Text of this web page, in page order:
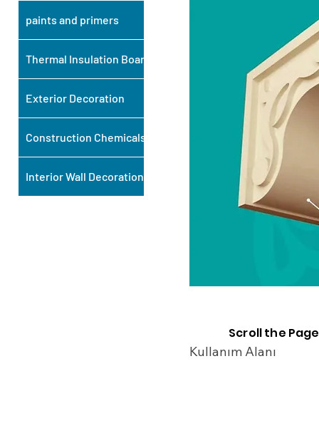
Kullanım Alanı
Scroll the
paints and primers
Thermal Insulation Board
Exterior Decoration
Construction Chemicals
Interior Wall Decoration